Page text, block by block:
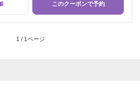
このクーポンで予約
1 / 1ページ